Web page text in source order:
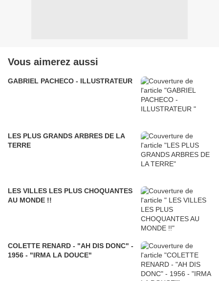
Vous aimerez aussi
GABRIEL PACHECO - ILLUSTRATEUR
LES PLUS GRANDS ARBRES DE LA
TERRE
LES VILLES LES PLUS CHOQUANTES
AU MONDE !!
COLETTE RENARD - "AH DIS DONC" -
1956 - "IRMA LA DOUCE"